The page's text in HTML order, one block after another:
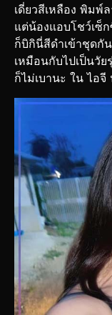
เดี่ยวสีเหลือง พิมพ์
แต่น้องแอบโชว์เซ็
ก็บิกินี่สีดำเข้าชุดกั
เหมือนกับไปเป็นวั
ก็ไม่เบานะ ใน ไอ